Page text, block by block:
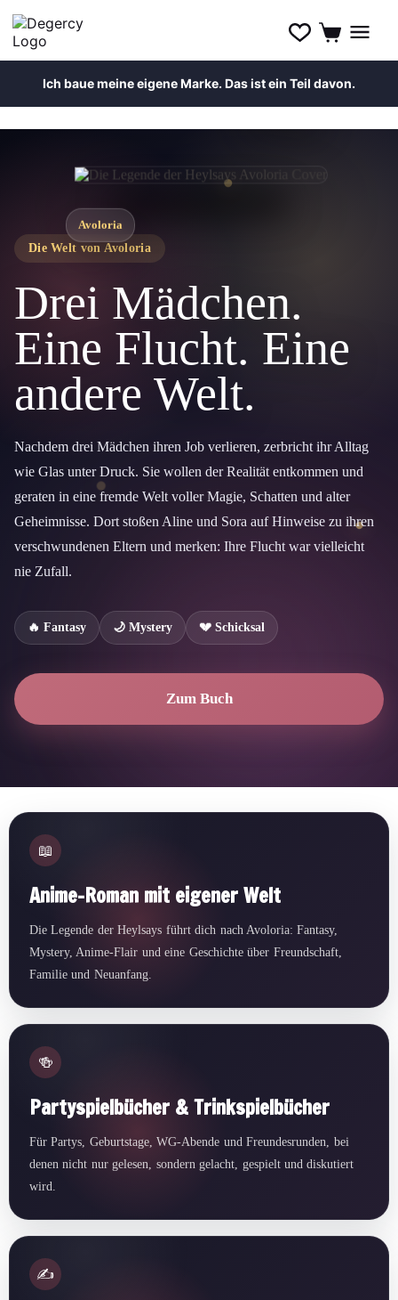
Ich baue meine eigene Marke. Das ist ein Teil davon.
Inhalt
Die Welt von Avoloria
Drei Mädchen.
Eine Flucht. Eine
andere Welt.
Nachdem drei Mädchen ihren Job verlieren, zerbricht ihr Alltag
wie Glas unter Druck. Sie wollen der Realität entkommen und
geraten in eine fremde Welt voller Magie, Schatten und alter
Geheimnisse. Dort stoßen Aline und Sora auf Hinweise zu ihren
verschwundenen Eltern und merken: Ihre Flucht war vielleicht
nie Zufall.
🔥 Fantasy 🌙 Mystery 💔 Schicksal
Zum Buch
Avoloria
📖
Anime-Roman mit eigener Welt
Die Legende der Heylsays führt dich nach Avoloria: Fantasy,
Mystery, Anime-Flair und eine Geschichte über Freundschaft,
Familie und Neuanfang.
🍻
Partyspielbücher & Trinkspielbücher
Für Partys, Geburtstage, WG-Abende und Freundesrunden, bei
denen nicht nur gelesen, sondern gelacht, gespielt und diskutiert
wird.
✍️